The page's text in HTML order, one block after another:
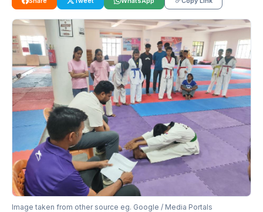
Image taken from other source eg. Google / Media Portals